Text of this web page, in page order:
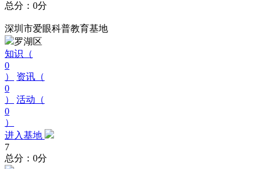
总分：0分
深圳市爱眼科普教育基地
罗湖区
知识（
0
）
资讯（
0
）
活动（
0
）
进入基地
7
总分：0分